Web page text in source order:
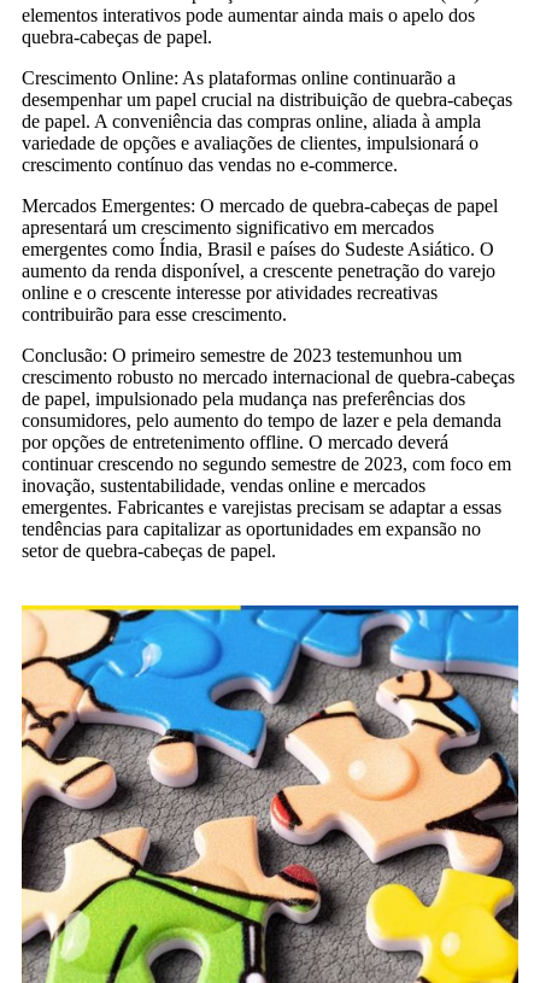
elementos interativos pode aumentar ainda mais o apelo dos
quebra-cabeças de papel.
Crescimento Online: As plataformas online continuarão a
desempenhar um papel crucial na distribuição de quebra-cabeças
de papel. A conveniência das compras online, aliada à ampla
variedade de opções e avaliações de clientes, impulsionará o
crescimento contínuo das vendas no e-commerce.
Mercados Emergentes: O mercado de quebra-cabeças de papel
apresentará um crescimento significativo em mercados
emergentes como Índia, Brasil e países do Sudeste Asiático. O
aumento da renda disponível, a crescente penetração do varejo
online e o crescente interesse por atividades recreativas
contribuirão para esse crescimento.
Conclusão: O primeiro semestre de 2023 testemunhou um
crescimento robusto no mercado internacional de quebra-cabeças
de papel, impulsionado pela mudança nas preferências dos
consumidores, pelo aumento do tempo de lazer e pela demanda
por opções de entretenimento offline. O mercado deverá
continuar crescendo no segundo semestre de 2023, com foco em
inovação, sustentabilidade, vendas online e mercados
emergentes. Fabricantes e varejistas precisam se adaptar a essas
tendências para capitalizar as oportunidades em expansão no
setor de quebra-cabeças de papel.